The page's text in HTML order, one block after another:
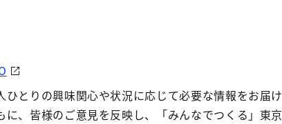
ひとりの興味関心や状況に応じて必要な情報をお届け
に、皆様のご意見を反映し、「みんなでつくる」東京